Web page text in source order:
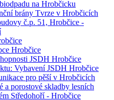
na Hrobčicku
brány Tvrze v Hrobčicích
č.p. 51, Hrobčice -
Hrobčice
JSDH Hrobčice
Vybavení JSDH Hrobčice
pro pěší v Hrobčicích
a porostové skladby lesních
Středohoří - Hrobčice